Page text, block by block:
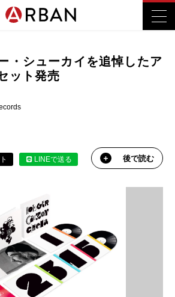
・シューカイを追悼したア
ット発売
LINEで送る 後で読む